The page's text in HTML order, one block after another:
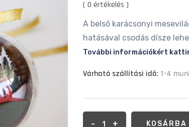
( 0 értékelés )
A belső karácsonyi
hatásával csodás dísze
További információkért
Várható szállítási idő: 1-4
- + KOSÁRBA